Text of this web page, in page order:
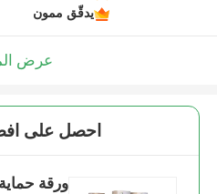
يدقّق ممون
عرض
احصل على
ورقة حماية